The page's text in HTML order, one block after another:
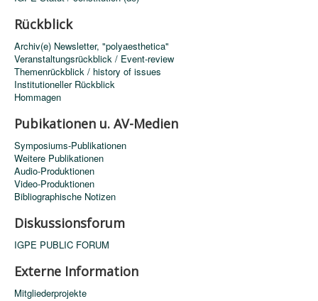
Rückblick
Archiv(e) Newsletter, "polyaesthetica"
Veranstaltungsrückblick / Event-review
Themenrückblick / history of issues
Institutioneller Rückblick
Hommagen
Pubikationen u. AV-Medien
Symposiums-Publikationen
Weitere Publikationen
Audio-Produktionen
Video-Produktionen
Bibliographische Notizen
Diskussionsforum
IGPE PUBLIC FORUM
Externe Information
Mitgliederprojekte